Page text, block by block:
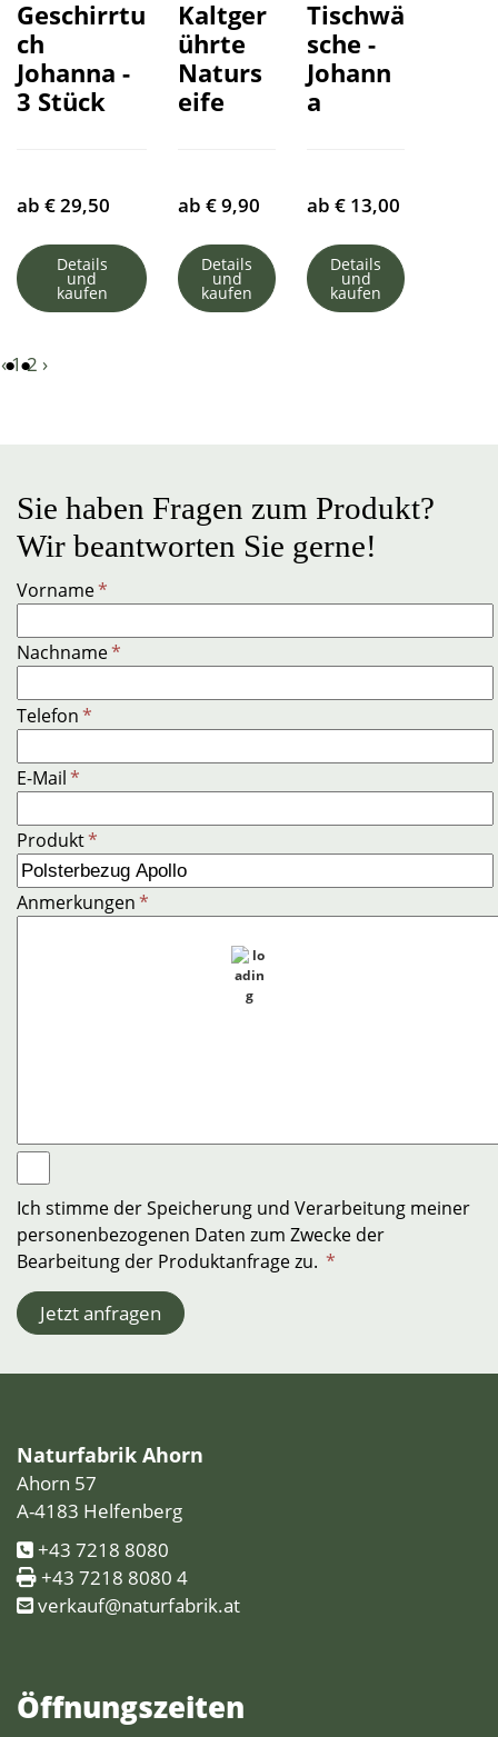
Geschirrtu
ch
Johanna -
3 Stück
ab €29,50
Details
und
kaufen
Kaltger
ührte
Naturs
eife
ab €9,90
Details
und
kaufen
Tischwä
sche -
Johann
a
ab € 13,00
Details
und
kaufen
‹12 ›
Sie haben Fragen zum Produkt?
Wir beantworten Sie gerne!
Vorname*
Nachname*
Telefon*
E-Mail*
Produkt*
Anmerkungen*
Ich stimme der Speicherung und Verarbeitung meiner
personenbezogenen Daten zum Zwecke der
Bearbeitung der Produktanfrage zu. *
Jetzt anfragen
Naturfabrik Ahorn
Ahorn 57
A-4183 Helfenberg
+43 7218 8080
+43 7218 8080 4
verkauf@naturfabrik.at
Öffnungs­zeiten